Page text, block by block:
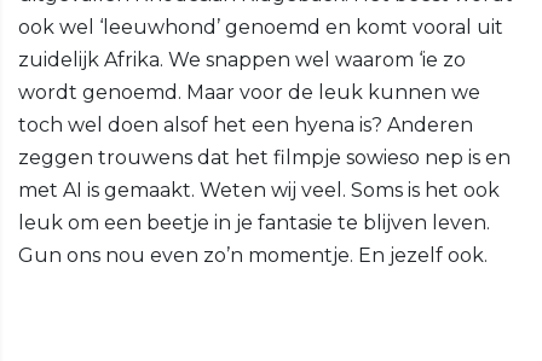
ook wel ‘leeuwhond’ genoemd en komt vooral uit
zuidelijk Afrika. We snappen wel waarom ‘ie zo
wordt genoemd. Maar voor de leuk kunnen we
toch wel doen alsof het een hyena is? Anderen
zeggen trouwens dat het filmpje sowieso nep is en
met AI is gemaakt. Weten wij veel. Soms is het ook
leuk om een beetje in je fantasie te blijven leven.
Gun ons nou even zo’n momentje. En jezelf ook.